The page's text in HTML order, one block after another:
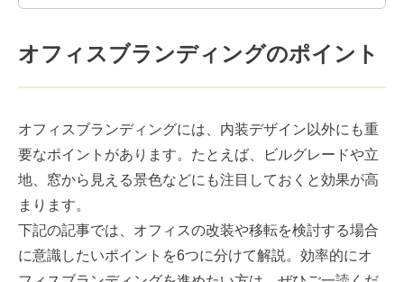
オフィスブランディングのポイント
オフィスブランディングには、内装デザイン以外にも重
要なポイントがあります。たとえば、ビルグレードや立
地、窓から見える景色などにも注目しておくと効果が高
まります。
下記の記事では、オフィスの改装や移転を検討する場合
に意識したいポイントを6つに分けて解説。効率的にオ